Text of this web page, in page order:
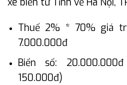
Thuế 2% * 70% giá
7.000.000đ
Biển số:
150.000đ)